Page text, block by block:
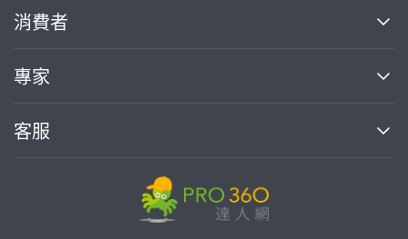
關於我們
部落格
加入我們
消費者
買服務
熱門服務
專家
案件中心
客服